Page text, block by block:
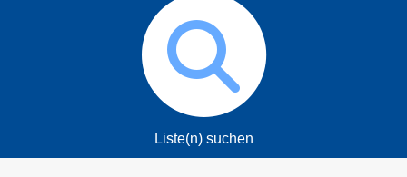
Liste(n) suchen